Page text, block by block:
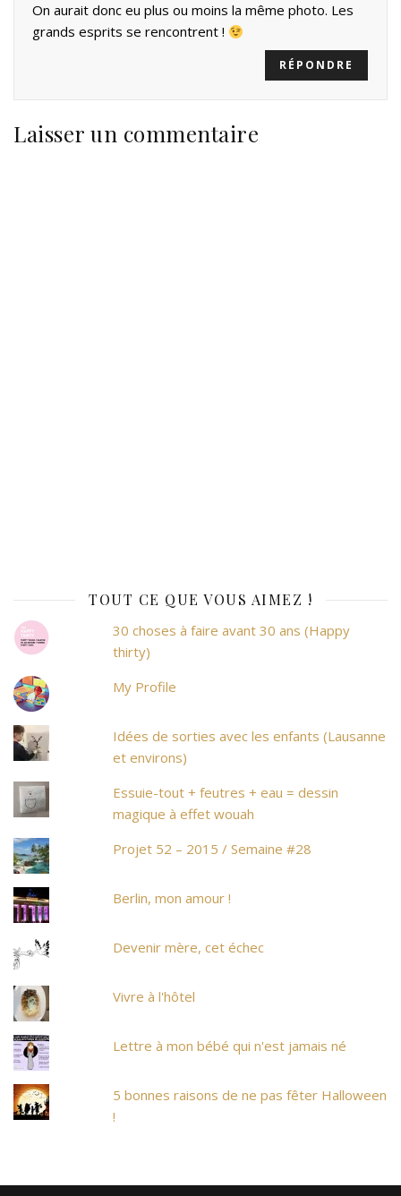
On aurait donc eu plus ou moins la même photo. Les
grands esprits se rencontrent !
RÉPONDRE
Laisser un commentaire
TOUT CE QUE VOUS AIMEZ !
30 choses à faire avant 30 ans (Happy
thirty)
My Profile
Idées de sorties avec les enfants (Lausanne
et environs)
Essuie-tout + feutres + eau = dessin
magique à effet wouah
Projet 52 – 2015 / Semaine #28
Berlin, mon amour !
Devenir mère, cet échec
Vivre à l'hôtel
Lettre à mon bébé qui n'est jamais né
5 bonnes raisons de ne pas fêter Halloween
!